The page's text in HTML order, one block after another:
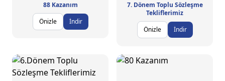
88 Kazanım
Önizle
İndir
7. Dönem Toplu Sözleşme
Tekliflerimiz
Önizle
İndir